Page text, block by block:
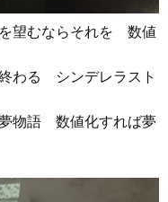
望むならそれを 数値
わる シンデレラスト
物語 数値化すれば夢